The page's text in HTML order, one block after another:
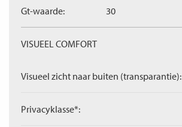
Gt-waarde: 30
VISUEEL COMFORT
Visueel zicht naar buiten (transparantie):
Privacyklasse*: